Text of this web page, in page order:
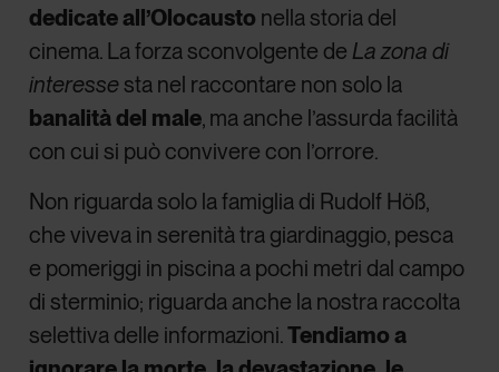
dedicate all’Olocausto nella storia del
cinema. La forza sconvolgente de La zona di
interesse sta nel raccontare non solo la
banalità del male, ma anche l’assurda facilità
con cui si può convivere con l’orrore.
Non riguarda solo la famiglia di Rudolf Höß,
che viveva in serenità tra giardinaggio, pesca
e pomeriggi in piscina a pochi metri dal campo
di sterminio; riguarda anche la nostra raccolta
selettiva delle informazioni.Tendiamo a